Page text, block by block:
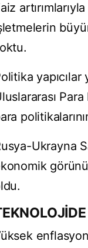
Ukrayna